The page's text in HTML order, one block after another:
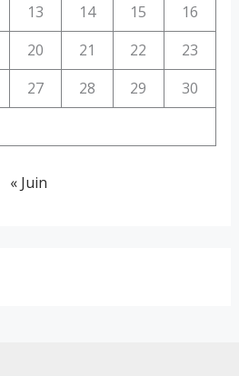
13 14 15
16
20 21 22
23
27 28 29
30
« Juin